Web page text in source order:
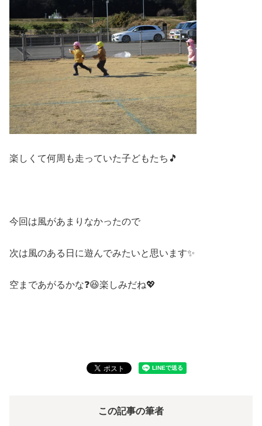
楽しくて何周も走っていた子どもたち🎵
今回は風があまりなかったので
次は風のある日に遊んでみたいと思います✨
空まであがるかな❓😆楽しみだね💖
この記事の筆者